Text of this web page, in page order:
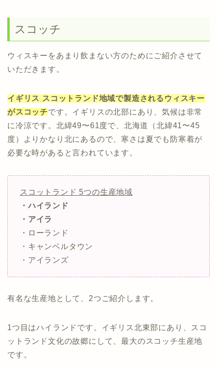
スコッチ
ウィスキーをあまり飲まない方のためにご紹介させて
いただきます。
イギリス スコットランド地域で製造されるウィスキー
がスコッチです。イギリスの北部にあり、気候は非常
に冷涼です。北緯49〜61度で、北海道（北緯41〜45
度）よりかなり北にあるので、寒さは夏でも防寒着が
必要な時があると言われています。
スコットランド 5つの生産地域
・ハイランド
・アイラ
・ローランド
・キャンベルタウン
・アイランズ
有名な生産地として、2つご紹介します。
1つ目はハイランドです。イギリス北東部にあり、スコ
ットランド文化の故郷にして、最大のスコッチ生産地
です。